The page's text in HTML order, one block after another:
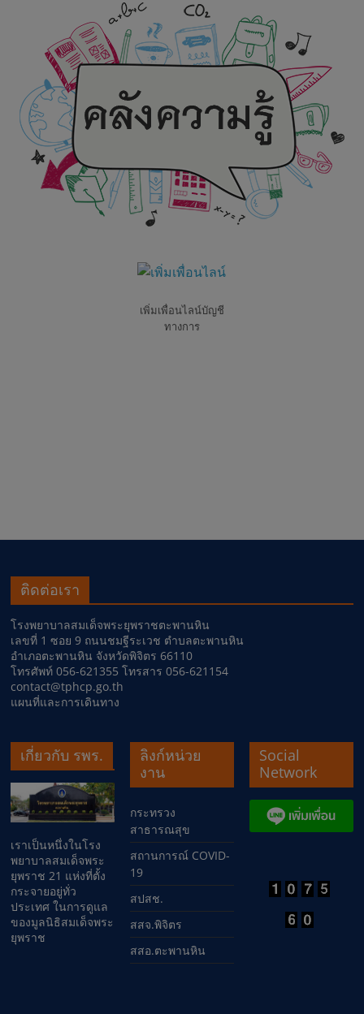
เพิ่มเพื่อนไลน์บัญชี
ทางการ
ติดต่อเรา
โรงพยาบาลสมเด็จพระยุพราชตะพานหิน
เลขที่ 1 ซอย 9 ถนนชมฐีระเวช ตำบลตะพานหิน
อำเภอตะพานหิน จังหวัดพิจิตร 66110
โทรศัพท์ 056-621355 โทรสาร 056-621154
contact@tphcp.go.th
แผนที่และการเดินทาง
เกี่ยวกับ รพร.
เราเป็นหนึ่งในโรง
พยาบาลสมเด็จพระ
ยุพราช 21 แห่งที่ตั้ง
กระจายอยู่ทั่ว
ประเทศ ในการดูแล
ของมูลนิธิสมเด็จพระ
ยุพราช
ลิงก์หน่วย
งาน
กระทรวง
สาธารณสุข
สถานการณ์ COVID-
19
สปสช.
สสจ.พิจิตร
สสอ.ตะพานหิน
Social
Network